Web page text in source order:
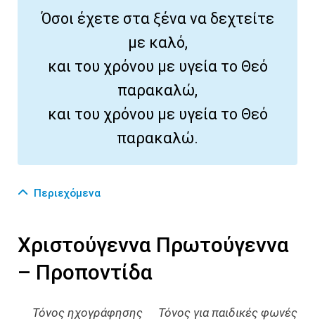
Όσοι έχετε στα ξένα να δεχτείτε
με καλό,
και του χρόνου με υγεία το Θεό
παρακαλώ,
και του χρόνου με υγεία το Θεό
παρακαλώ.
Περιεχόμενα
Χριστούγεννα Πρωτούγεννα
– Προποντίδα
Τόνος ηχογράφησης Τόνος για παιδικές φωνές